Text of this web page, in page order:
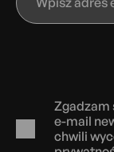
adres
Zgadzam
e-mail
chwili